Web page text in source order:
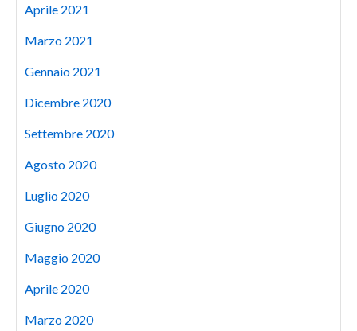
Aprile 2021
Marzo 2021
Gennaio 2021
Dicembre 2020
Settembre 2020
Agosto 2020
Luglio 2020
Giugno 2020
Maggio 2020
Aprile 2020
Marzo 2020